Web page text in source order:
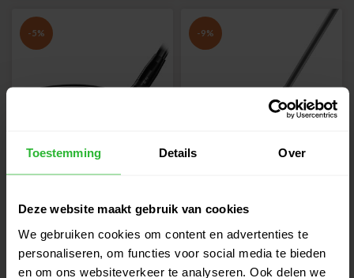
Toestemming Details Over
Deze website maakt gebruik van cookies
We gebruiken cookies om content en advertenties te
personaliseren, om functies voor social media te bieden
en om ons websiteverkeer te analyseren. Ook delen we
-5%
wood 7 RH
379,00 359,00
informeer naar levertijd
-9%
Lite Fairway wood 7
rechts
399,00 365,00
Verzonden binnen 8 - 14
werkdagen